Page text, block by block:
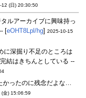
12 (日) 20:30:50
ルアーカイブに興味持っ
[eOHT8Lpl/hg] 2025-10-15
に深掘り不足のところは
結はきちんとしている --
かったのに残念だよな…
金) 15:06:59